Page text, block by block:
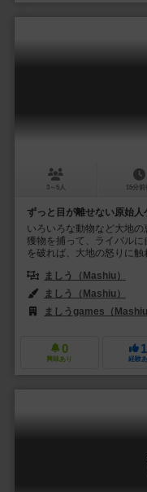
3～5人 15分前
ずっと目が離せない原始人
いろいろな動物など大地
獲物を捕って、ライバル
を破れば、大地の怒りに
ましう（Mashiu）
ましう（Mashiu）
ましうgames（Mashiu
0
興味あり 経験あ